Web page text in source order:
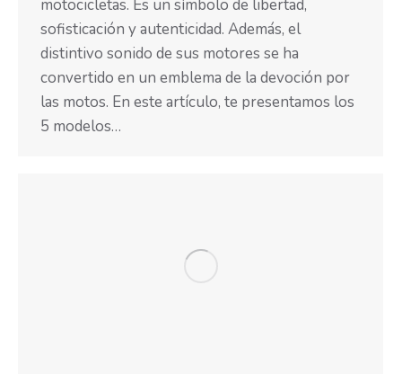
motocicletas. Es un símbolo de libertad,
sofisticación y autenticidad. Además, el
distintivo sonido de sus motores se ha
convertido en un emblema de la devoción por
las motos. En este artículo, te presentamos los
5 modelos…